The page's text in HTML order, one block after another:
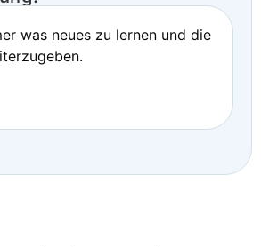
was neues zu lernen und die